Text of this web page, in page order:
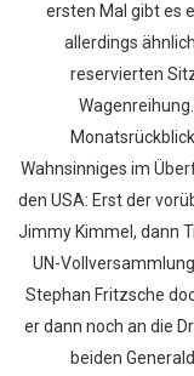
ersten Mal gibt es
allerdings
reservierten
Wahnsinniges im
den USA: Erst der
Jimmy Kimmel, dann
UN-
Stephan Fritzsche
er dann noch an die
beiden